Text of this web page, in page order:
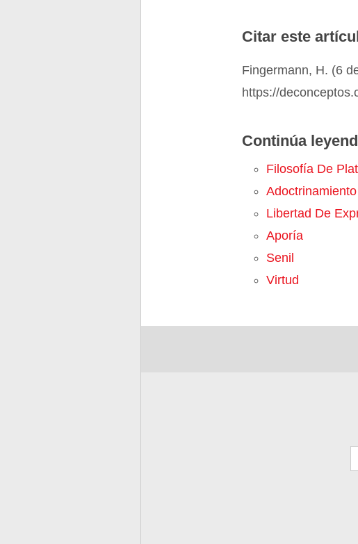
Citar este
Fingermann, H. (6
https://
Continúa
Filosofía De
Adoctrinamiento
Libertad De
Aporía
Senil
Virtud